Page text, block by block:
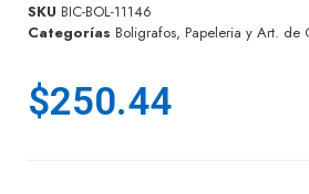
SKU BIC-BOL-11146
Categorías Boligrafos, Papeleria y Art. de
$250.44